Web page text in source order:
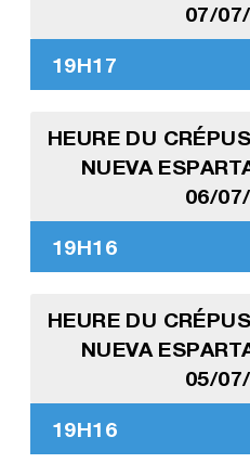
07/
19H17
HEURE DU
NUEVA
06/
19H16
HEURE DU
NUEVA
05/
19H16